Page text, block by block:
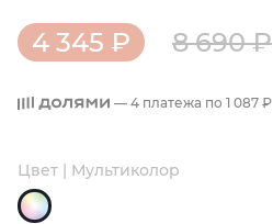
4 345 ₽ 8 690 ₽
— 4 платежа по 1 087 ₽
Цвет | Мультиколор